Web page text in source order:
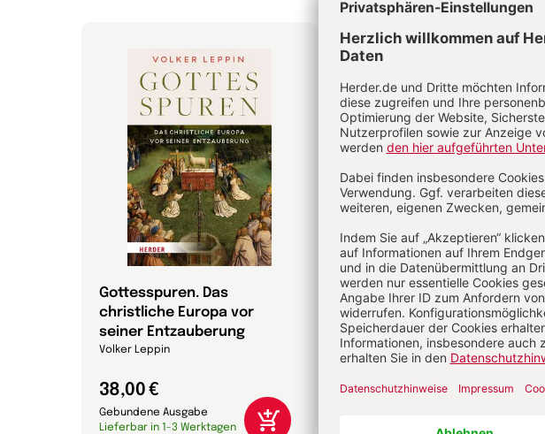
Gottesspuren. Das
christliche Europa vor
seiner Entzauberung
Volker Leppin
38,00 €
Gebundene Ausgabe
Lieferbar in 1-3 Werktagen
Die ignorierten Frauen der
Bibel
Annette Jantzen
24,00 €
Lieferbar in 1-3 Werktagen